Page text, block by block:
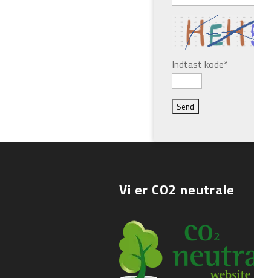
Indtast kode*
Vi er CO2 neutrale